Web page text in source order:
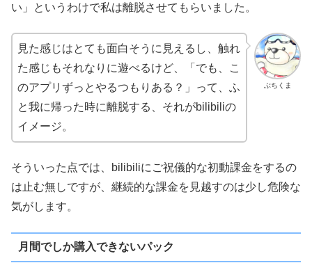
い」というわけで私は離脱させてもらいました。
ぶちくま
見た感じはとても面白そうに見えるし、触れ
た感じもそれなりに遊べるけど、「でも、こ
のアプリずっとやるつもりある？」って、ふ
と我に帰った時に離脱する、それがbilibiliの
イメージ。
そういった点では、bilibiliにご祝儀的な初動課金をするの
は止む無しですが、継続的な課金を見越すのは少し危険な
気がします。
月間でしか購入できないパック